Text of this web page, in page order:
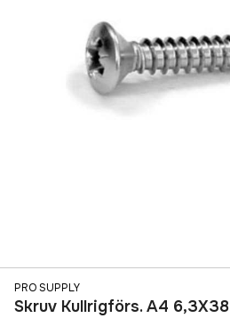
PRO SUPPLY
Skruv Kullrigförs. A4 6,3X38